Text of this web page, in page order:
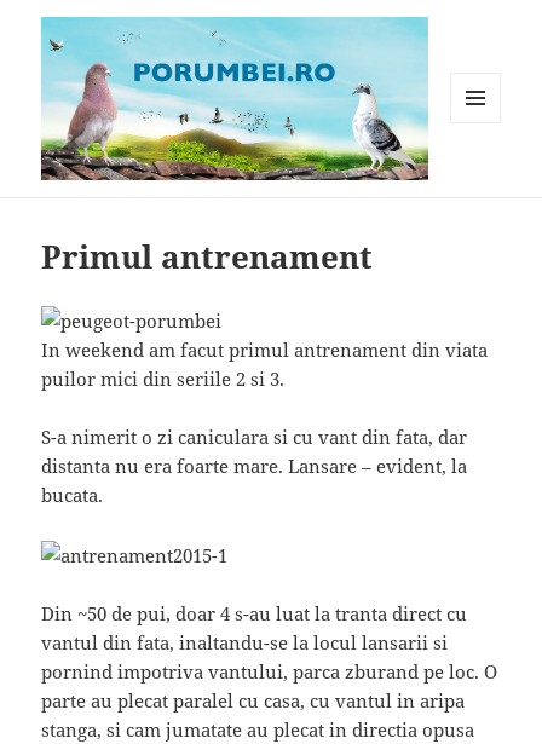
Primul antrenament
In weekend am facut primul antrenament din viata
puilor mici din seriile 2 si 3.
S-a nimerit o zi caniculara si cu vant din fata, dar
distanta nu era foarte mare. Lansare – evident, la
bucata.
Din ~50 de pui, doar 4 s-au luat la tranta direct cu
vantul din fata, inaltandu-se la locul lansarii si
pornind impotriva vantului, parca zburand pe loc. O
parte au plecat paralel cu casa, cu vantul in aripa
stanga, si cam jumatate au plecat in directia opusa